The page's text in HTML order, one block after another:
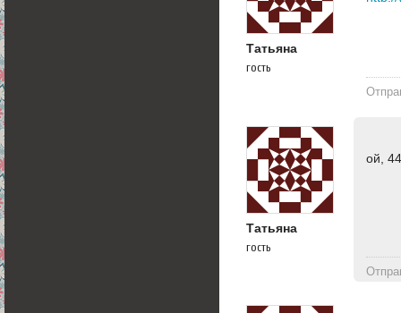
Татьяна
гость
Татьяна
гость
ой,